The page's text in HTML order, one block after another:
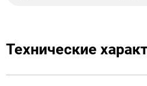
Технические